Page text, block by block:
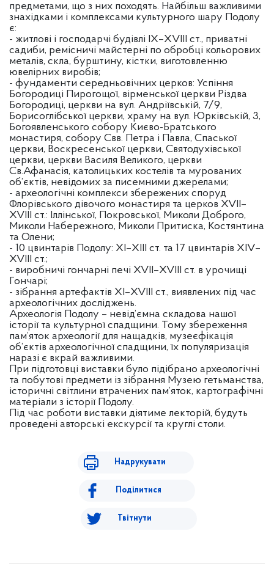
предметами, що з них походять. Найбільш важливими
знахідками і комплексами культурного шару Подолу
є:
- житлові і господарчі будівлі ІХ–ХVІІІ ст., приватні
садиби, ремісничі майстерні по обробці кольорових
металів, скла, бурштину, кістки, виготовленню
ювелірних виробів;
- фундаменти середньовічних церков: Успіння
Богородиці Пирогощої, вірменської церкви Різдва
Богородиці, церкви на вул. Андріївській, 7/9,
Борисоглібської церкви, храму на вул. Юрківській, 3,
Богоявленського собору Києво-Братського
монастиря, собору Свв. Петра і Павла, Спаської
церкви, Воскресенської церкви, Святодухівської
церкви, церкви Василя Великого, церкви
Св.Афанасія, католицьких костелів та мурованих
об’єктів, невідомих за писемними джерелами;
- археологічні комплекси збережених споруд
Флорівського дівочого монастиря та церков XVII–
XVIII ст.: Іллінської, Покровської, Миколи Доброго,
Миколи Набережного, Миколи Притиска, Костянтина
та Олени;
- 10 цвинтарів Подолу: ХІ–ХІІІ ст. та 17 цвинтарів XIV–
XVIII ст.;
- виробничі гончарні печі XVII–XVIII ст. в урочищі
Гончарі;
- зібрання артефактів ХІ–XVIII ст., виявлених під час
археологічних досліджень.
Археологія Подолу – невід’ємна складова нашої
історії та культурної спадщини. Тому збереження
пам’яток археології для нащадків, музеєфікація
об’єктів археологічної спадщини, їх популяризація
наразі є вкрай важливими.
При підготовці виставки було підібрано археологічні
та побутові предмети із зібрання Музею гетьманства,
історичні світлини втрачених пам’яток, картографічні
матеріали з історії Подолу.
Під час роботи виставки діятиме лекторій, будуть
проведені авторські екскурсії та круглі столи.
Надрукувати
Поділитися
Твітнути